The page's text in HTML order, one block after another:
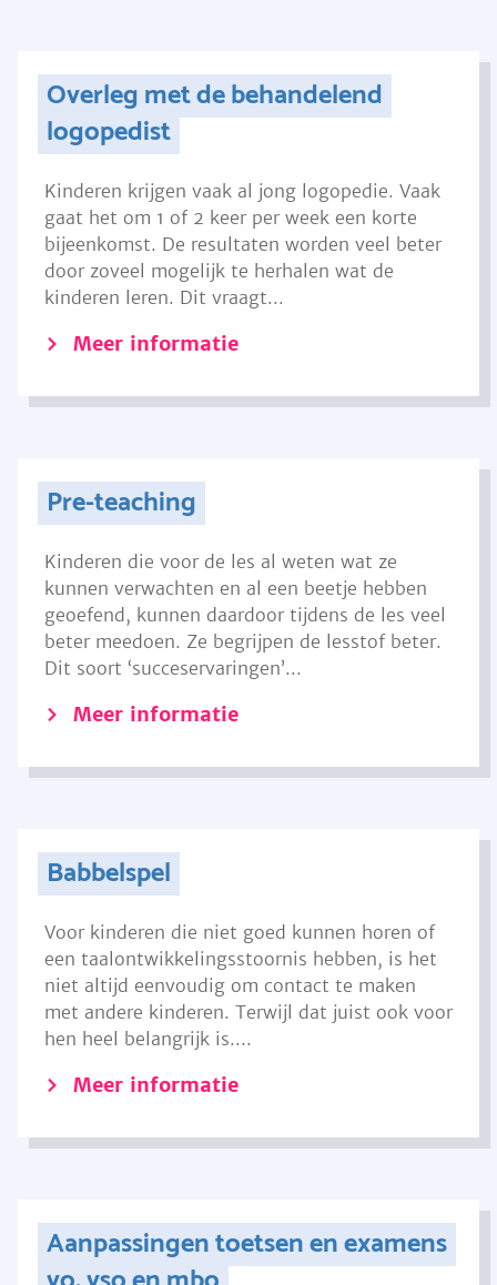
Overleg met de behandelend
logopedist
Kinderen krijgen vaak al jong logopedie. Vaak
gaat het om 1 of 2 keer per week een korte
bijeenkomst. De resultaten worden veel beter
door zoveel mogelijk te herhalen wat de
kinderen leren. Dit vraagt...
Meer informatie
Pre-teaching
Kinderen die voor de les al weten wat ze
kunnen verwachten en al een beetje hebben
geoefend, kunnen daardoor tijdens de les veel
beter meedoen. Ze begrijpen de lesstof beter.
Dit soort ‘succeservaringen’...
Meer informatie
Babbelspel
Voor kinderen die niet goed kunnen horen of
een taalontwikkelingsstoornis hebben, is het
niet altijd eenvoudig om contact te maken
met andere kinderen. Terwijl dat juist ook voor
hen heel belangrijk is....
Meer informatie
Aanpassingen toetsen en examens